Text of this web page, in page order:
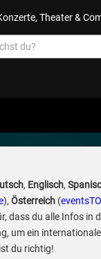
Theater &
, Englisch,
), Österreich(
dass du alle Infos in
um ein
du richtig!